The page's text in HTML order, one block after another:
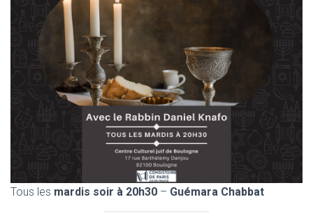
Tous les mardis soir à 20h30 – Guémara Chabbat